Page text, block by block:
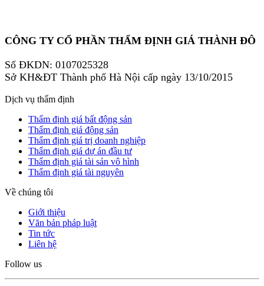
CÔNG TY CỔ PHẦN THẨM ĐỊNH GIÁ THÀNH ĐÔ
Số ĐKDN: 0107025328
Sở KH&ĐT Thành phố Hà Nội cấp ngày 13/10/2015
Dịch vụ thẩm định
Thẩm định giá bất động sản
Thẩm định giá động sản
Thẩm định giá trị doanh nghiệp
Thẩm định giá dự án đầu tư
Thẩm định giá tài sản vô hình
Thẩm định giá tài nguyên
Về chúng tôi
Giới thiệu
Văn bản pháp luật
Tin tức
Liên hệ
Follow us